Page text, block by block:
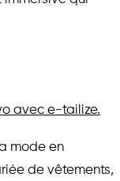
avec e-tailize.
mode en
de vêtements,